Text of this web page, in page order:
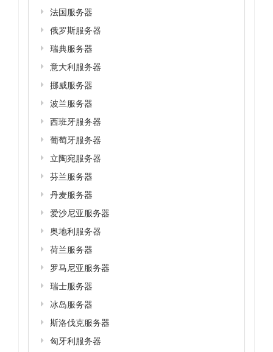
法国服务器
俄罗斯服务器
瑞典服务器
意大利服务器
挪威服务器
波兰服务器
西班牙服务器
葡萄牙服务器
立陶宛服务器
芬兰服务器
丹麦服务器
爱沙尼亚服务器
奥地利服务器
荷兰服务器
罗马尼亚服务器
瑞士服务器
冰岛服务器
斯洛伐克服务器
匈牙利服务器